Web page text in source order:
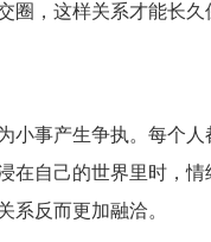
圈，这样关系才能长久
小事产生争执。每个
在自己的世界里时，
系反而更加融洽。